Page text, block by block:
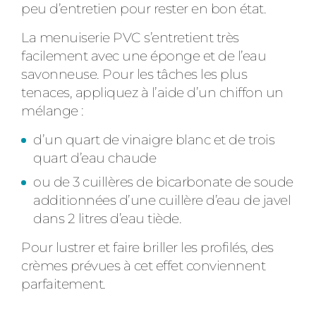
peu d’entretien pour rester en bon état.
La menuiserie PVC s’entretient très
facilement avec une éponge et de l’eau
savonneuse. Pour les tâches les plus
tenaces, appliquez à l’aide d’un chiffon un
mélange :
d’un quart de vinaigre blanc et de trois
quart d’eau chaude
ou de 3 cuillères de bicarbonate de soude
additionnées d’une cuillère d’eau de javel
dans 2 litres d’eau tiède.
Pour lustrer et faire briller les profilés, des
crèmes prévues à cet effet conviennent
parfaitement.